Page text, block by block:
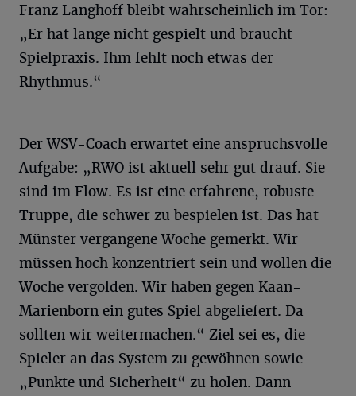
Franz Langhoff bleibt wahrscheinlich im Tor:
„Er hat lange nicht gespielt und braucht
Spielpraxis. Ihm fehlt noch etwas der
Rhythmus.“
Der WSV-Coach erwartet eine anspruchsvolle
Aufgabe: „RWO ist aktuell sehr gut drauf. Sie
sind im Flow. Es ist eine erfahrene, robuste
Truppe, die schwer zu bespielen ist. Das hat
Münster vergangene Woche gemerkt. Wir
müssen hoch konzentriert sein und wollen die
Woche vergolden. Wir haben gegen Kaan-
Marienborn ein gutes Spiel abgeliefert. Da
sollten wir weitermachen.“ Ziel sei es, die
Spieler an das System zu gewöhnen sowie
„Punkte und Sicherheit“ zu holen. Dann